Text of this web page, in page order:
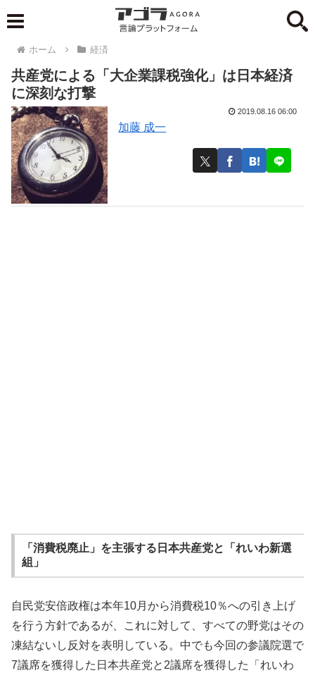
ホーム 経済
共産党による「大企業課税強化」は日本経済
に深刻な打撃
加藤 成一
2019.08.16 06:00
「消費税廃止」を主張する日本共産党と「れいわ新選
組」
自民党安倍政権は本年10月から消費税10％への引き上げ
を行う方針であるが、これに対して、すべての野党はその
凍結ないし反対を表明している。中でも今回の参議院選で
7議席を獲得した日本共産党と2議席を獲得した「れいわ